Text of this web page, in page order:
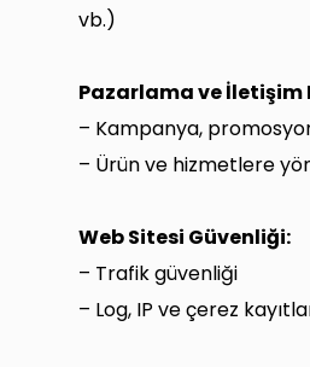
vb.)
Pazarlama ve
– Kampanya,
– Ürün ve hizmetlere
Web Sitesi Güvenliği:
– Trafik güvenliği
– Log, IP ve çerez